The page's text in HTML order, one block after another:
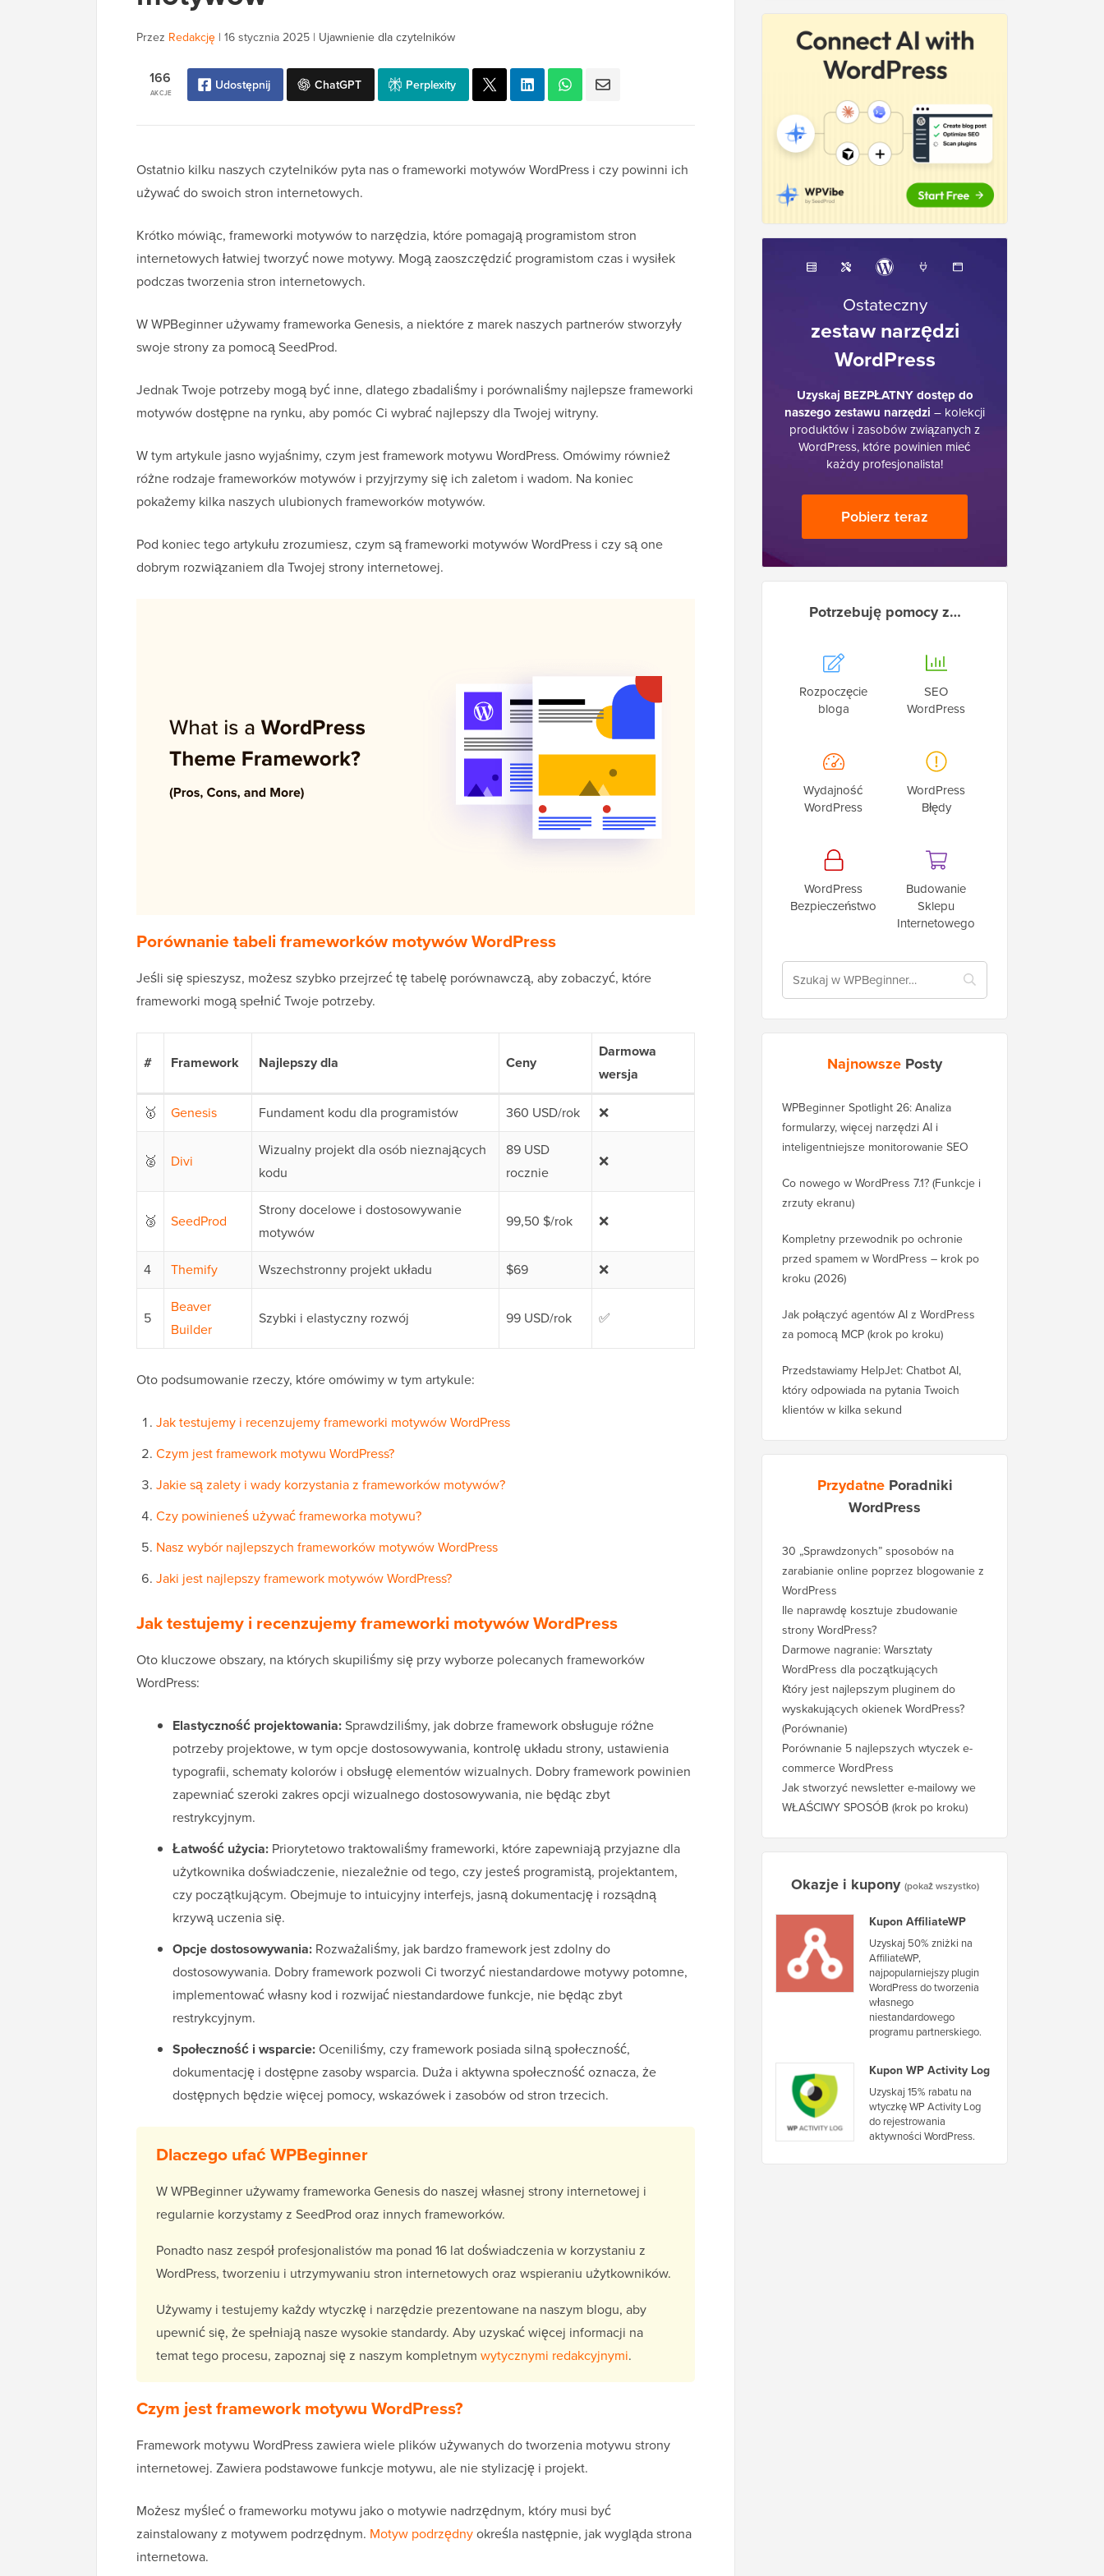
Przez Redakcję | 16 stycznia 2025 | Ujawnienie dla czytelników
AKCJE
166 Udostępnij ChatGPT Perplexity
Ostatnio kilku naszych czytelników pyta nas o frameworki motywów WordPress i czy powinni ich
używać do swoich stron internetowych.
Krótko mówiąc, frameworki motywów to narzędzia, które pomagają programistom stron
internetowych łatwiej tworzyć nowe motywy. Mogą zaoszczędzić programistom czas i wysiłek
podczas tworzenia stron internetowych.
W WPBeginner używamy frameworka Genesis, a niektóre z marek naszych partnerów stworzyły
swoje strony za pomocą SeedProd.
Jednak Twoje potrzeby mogą być inne, dlatego zbadaliśmy i porównaliśmy najlepsze frameworki
motywów dostępne na rynku, aby pomóc Ci wybrać najlepszy dla Twojej witryny.
W tym artykule jasno wyjaśnimy, czym jest framework motywu WordPress. Omówimy również
różne rodzaje frameworków motywów i przyjrzymy się ich zaletom i wadom. Na koniec
pokażemy kilka naszych ulubionych frameworków motywów.
Pod koniec tego artykułu zrozumiesz, czym są frameworki motywów WordPress i czy są one
dobrym rozwiązaniem dla Twojej strony internetowej.
Porównanie tabeli frameworków motywów WordPress
Jeśli się spieszysz, możesz szybko przejrzeć tę tabelę porównawczą, aby zobaczyć, które
frameworki mogą spełnić Twoje potrzeby.
# Framework Najlepszy dla Ceny
Darmowa
wersja
🥇 Genesis Fundament kodu dla programistów 360 USD/rok ❌
🥈 Divi
Wizualny projekt dla osób nieznających
kodu
89 USD
rocznie
❌
🥉 SeedProd
Strony docelowe i dostosowywanie
motywów
99,50 $/rok ❌
4 Themify Wszechstronny projekt układu $69 ❌
5
Beaver
Builder
Szybki i elastyczny rozwój 99 USD/rok ✅
Oto podsumowanie rzeczy, które omówimy w tym artykule:
Jak testujemy i recenzujemy frameworki motywów WordPress
Czym jest framework motywu WordPress?
Jakie są zalety i wady korzystania z frameworków motywów?
Czy powinieneś używać frameworka motywu?
Nasz wybór najlepszych frameworków motywów WordPress
Jaki jest najlepszy framework motywów WordPress?
Jak testujemy i recenzujemy frameworki motywów WordPress
Oto kluczowe obszary, na których skupiliśmy się przy wyborze polecanych frameworków
WordPress:
Elastyczność projektowania:Sprawdziliśmy, jak dobrze framework obsługuje różne
potrzeby projektowe, w tym opcje dostosowywania, kontrolę układu strony, ustawienia
typografii, schematy kolorów i obsługę elementów wizualnych. Dobry framework powinien
zapewniać szeroki zakres opcji wizualnego dostosowywania, nie będąc zbyt
restrykcyjnym.
Łatwość użycia: Priorytetowo traktowaliśmy frameworki, które zapewniają przyjazne dla
użytkownika doświadczenie, niezależnie od tego, czy jesteś programistą, projektantem,
czy początkującym. Obejmuje to intuicyjny interfejs, jasną dokumentację i rozsądną
krzywą uczenia się.
Opcje dostosowywania: Rozważaliśmy, jak bardzo framework jest zdolny do
dostosowywania. Dobry framework pozwoli Ci tworzyć niestandardowe motywy potomne,
implementować własny kod i rozwijać niestandardowe funkcje, nie będąc zbyt
restrykcyjnym.
Społeczność i wsparcie:Oceniliśmy, czy framework posiada silną społeczność,
dokumentację i dostępne zasoby wsparcia. Duża i aktywna społeczność oznacza, że
dostępnych będzie więcej pomocy, wskazówek i zasobów od stron trzecich.
Dlaczego ufać WPBeginner
W WPBeginner używamy frameworka Genesis do naszej własnej strony internetowej i
regularnie korzystamy z SeedProd oraz innych frameworków.
Ponadto nasz zespół profesjonalistów ma ponad 16 lat doświadczenia w korzystaniu z
WordPress, tworzeniu i utrzymywaniu stron internetowych oraz wspieraniu użytkowników.
Używamy i testujemy każdy wtyczkę i narzędzie prezentowane na naszym blogu, aby
upewnić się, że spełniają nasze wysokie standardy. Aby uzyskać więcej informacji na
temat tego procesu, zapoznaj się z naszym kompletnym wytycznymi redakcyjnymi.
Czym jest framework motywu WordPress?
Framework motywu WordPress zawiera wiele plików używanych do tworzenia motywu strony
internetowej. Zawiera podstawowe funkcje motywu, ale nie stylizację i projekt.
Możesz myśleć o frameworku motywu jako o motywie nadrzędnym, który musi być
zainstalowany z motywem podrzędnym. Motyw podrzędnyokreśla następnie, jak wygląda strona
internetowa.
Ostateczny
zestaw narzędzi
WordPress
Uzyskaj BEZPŁATNY dostęp do
naszego zestawu narzędzi – kolekcji
produktów i zasobów związanych z
WordPress, które powinien mieć
każdy profesjonalista!
Pobierz teraz
Potrzebuję pomocy z…
Rozpoczęcie
bloga
SEO
WordPress
Wydajność
WordPress
WordPress
Błędy
WordPress
Bezpieczeństwo
Budowanie
Sklepu
Internetowego
Najnowsze Posty
WPBeginner Spotlight 26: Analiza
formularzy, więcej narzędzi AI i
inteligentniejsze monitorowanie SEO
Co nowego w WordPress 7.1? (Funkcje i
zrzuty ekranu)
Kompletny przewodnik po ochronie
przed spamem w WordPress – krok po
kroku (2026)
Jak połączyć agentów AI z WordPress
za pomocą MCP (krok po kroku)
Przedstawiamy HelpJet: Chatbot AI,
który odpowiada na pytania Twoich
klientów w kilka sekund
Przydatne Poradniki
WordPress
30 „Sprawdzonych” sposobów na
zarabianie online poprzez blogowanie z
WordPress
Ile naprawdę kosztuje zbudowanie
strony WordPress?
Darmowe nagranie: Warsztaty
WordPress dla początkujących
Który jest najlepszym pluginem do
wyskakujących okienek WordPress?
(Porównanie)
Porównanie 5 najlepszych wtyczek e-
commerce WordPress
Jak stworzyć newsletter e-mailowy we
WŁAŚCIWY SPOSÓB (krok po kroku)
Okazje i kupony (pokaż wszystko)
Kupon AffiliateWP
Uzyskaj 50% zniżki na
AffiliateWP,
najpopularniejszy plugin
WordPress do tworzenia
własnego
niestandardowego
programu partnerskiego.
Kupon WP Activity Log
Uzyskaj 15% rabatu na
wtyczkę WP Activity Log
do rejestrowania
aktywności WordPress.